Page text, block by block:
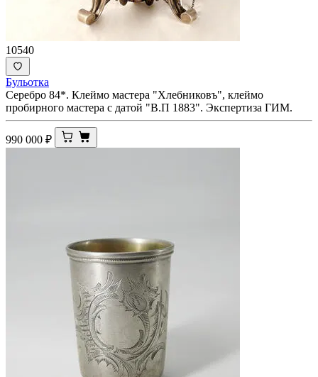
10540
Бульотка
Серебро 84*. Клеймо мастера "Хлебниковъ", клеймо
пробирного мастера с датой "В.П 1883". Экспертиза ГИМ.
990 000 ₽